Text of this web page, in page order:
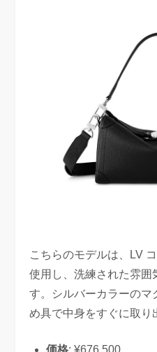
こちらのモデルは、LV
使用し、洗練された雰囲
す。シルバーカラーのマ
め具で中身をすぐに取り